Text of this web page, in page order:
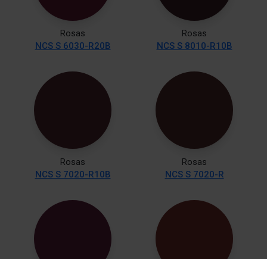
Rosas
NCS S 6030-R20B
Rosas
NCS S 8010-R10B
Rosas
NCS S 7020-R10B
Rosas
NCS S 7020-R